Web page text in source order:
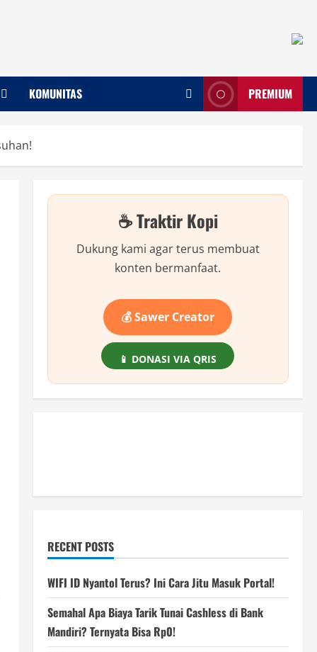
KOMUNITAS PREMIUM
☕ Traktir Kopi
Dukung kami agar terus membuat
konten bermanfaat.
💰 Sawer Creator
📱 DONASI VIA QRIS
RECENT POSTS
WIFI ID Nyantol Terus? Ini Cara Jitu Masuk Portal!
Semahal Apa Biaya Tarik Tunai Cashless di Bank
Mandiri? Ternyata Bisa Rp0!